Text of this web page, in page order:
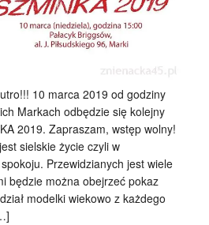
10 marca 2019 od godziny
Markach odbędzie się kolejny
2019. Zapraszam, wstęp wolny!
sielskie życie czyli w
Przewidzianych jest wiele
będzie można obejrzeć pokaz
modelki wiekowo z każdego